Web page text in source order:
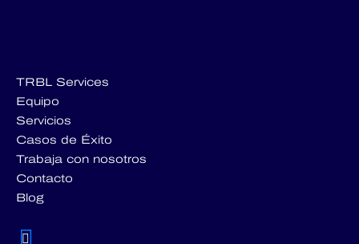
TRBL Services
Equipo
Servicios
Casos de Éxito
Trabaja con nosotros
Contacto
Blog